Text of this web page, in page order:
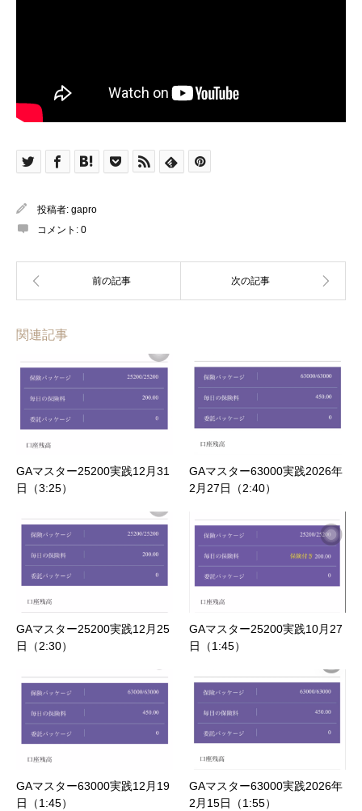
投稿者: gapro
コメント: 0
関連記事
GAマスター25200実践12月31
日（3:25）
GAマスター63000実践2026年
2月27日（2:40）
GAマスター25200実践12月25
日（2:30）
GAマスター25200実践10月27
日（1:45）
GAマスター63000実践12月19
日（1:45）
GAマスター63000実践2026年
2月15日（1:55）